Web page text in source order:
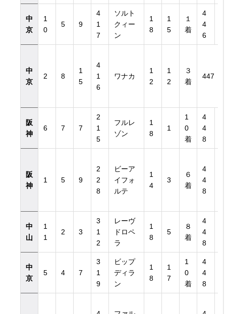
中
京
1
0
5 9
4
1
7
ソルト
クィー
ン
1
8
1
5
１
着
4
4
6
中
京
2 8
1
5
4
1
6
ワナカ
1
2
1
2
３
着
447
阪
神
6 7 7
2
1
5
フルレ
ゾン
1
8
1
1
0
着
4
4
8
阪
神
1 5 9
2
2
8
ビーア
イフォ
ルテ
1
4
3
６
着
4
4
8
中
山
1
1
2 3
3
1
2
レーヴ
ドロペ
ラ
1
8
5
８
着
4
4
8
中
京
5 4 7
3
1
9
ビップ
ディラ
ン
1
8
1
7
1
0
着
4
4
8